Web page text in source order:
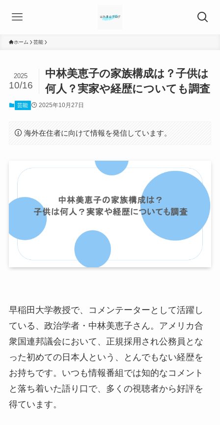
ホーム 芸能
中林美恵子の家族構成は？子供は
何人？実家や経歴についても調査
2025
10/16
芸能 2025年10月27日
海外在住者に向けて情報を発信しています。
早稲田大学教授で、コメンテーターとして活躍し
ている、政治学者・中林美恵子さん。アメリカ合
衆国連邦議会において、正規採用され公務員とな
った初めての日本人という、とんでもない経歴を
お持ちです。いつも情報番組では知的なコメント
と落ち着いた語り口で、多くの視聴者から好評を
得ています。